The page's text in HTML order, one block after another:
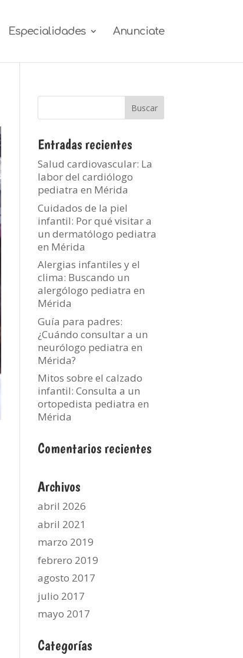
Especialidades Anunciate
Entradas recientes
Salud cardiovascular: La
labor del cardiólogo
pediatra en Mérida
Cuidados de la piel
infantil: Por qué visitar a
un dermatólogo pediatra
en Mérida
Alergias infantiles y el
clima: Buscando un
alergólogo pediatra en
Mérida
Guía para padres:
¿Cuándo consultar a un
neurólogo pediatra en
Mérida?
Mitos sobre el calzado
infantil: Consulta a un
ortopedista pediatra en
Mérida
Comentarios recientes
Archivos
abril 2026
abril 2021
marzo 2019
febrero 2019
agosto 2017
julio 2017
mayo 2017
Categorías